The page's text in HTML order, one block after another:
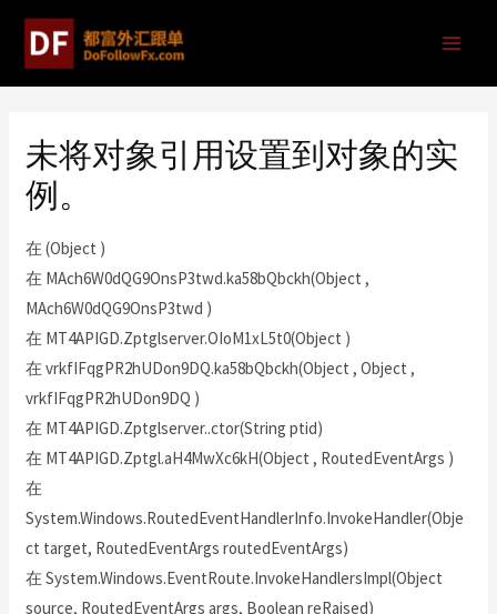
未将对象引用设置到对象的实
例。
在 (Object )
在 MAch6W0dQG9OnsP3twd.ka58bQbckh(Object ,
MAch6W0dQG9OnsP3twd )
在 MT4APIGD.Zptglserver.OIoM1xL5t0(Object )
在 vrkfIFqgPR2hUDon9DQ.ka58bQbckh(Object , Object ,
vrkfIFqgPR2hUDon9DQ )
在 MT4APIGD.Zptglserver..ctor(String ptid)
在 MT4APIGD.Zptgl.aH4MwXc6kH(Object , RoutedEventArgs )
在
System.Windows.RoutedEventHandlerInfo.InvokeHandler(Obje
ct target, RoutedEventArgs routedEventArgs)
在 System.Windows.EventRoute.InvokeHandlersImpl(Object
source, RoutedEventArgs args, Boolean reRaised)